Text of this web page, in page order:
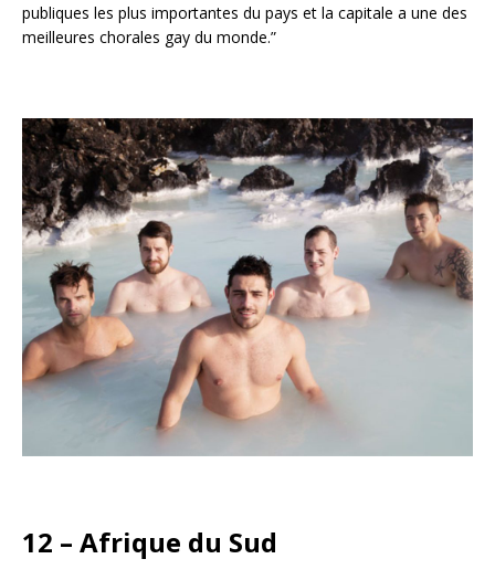
publiques les plus importantes du pays et la capitale a une des
meilleures chorales gay du monde.”
12 – Afrique du Sud